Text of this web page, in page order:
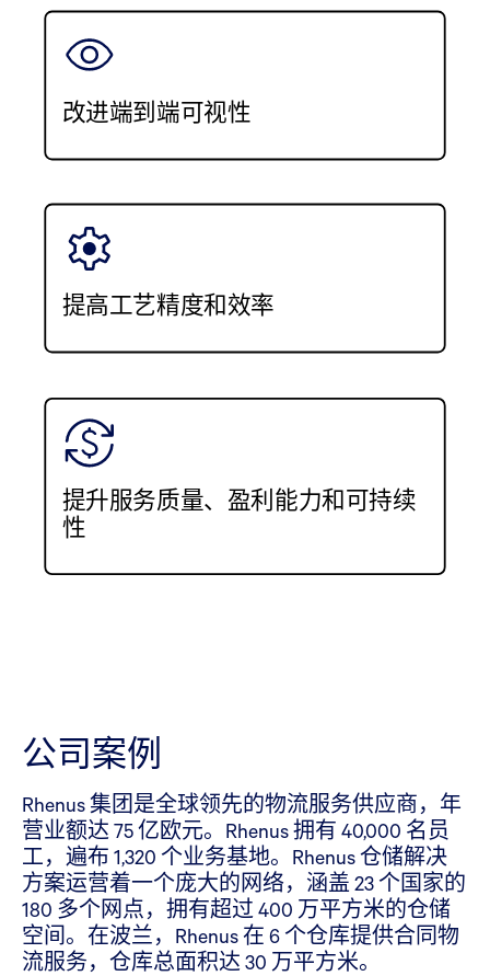
改进端到端可视性
提高工艺精度和效率
提升服务质量、盈利能力和可持续
性
公司案例
Rhenus 集团是全球领先的物流服务供应商，年
营业额达 75 亿欧元。Rhenus 拥有 40,000 名员
工，遍布 1,320 个业务基地。Rhenus 仓储解决
方案运营着一个庞大的网络，涵盖 23 个国家的
180 多个网点，拥有超过 400 万平方米的仓储
空间。在波兰，Rhenus 在 6 个仓库提供合同物
流服务，仓库总面积达 30 万平方米。